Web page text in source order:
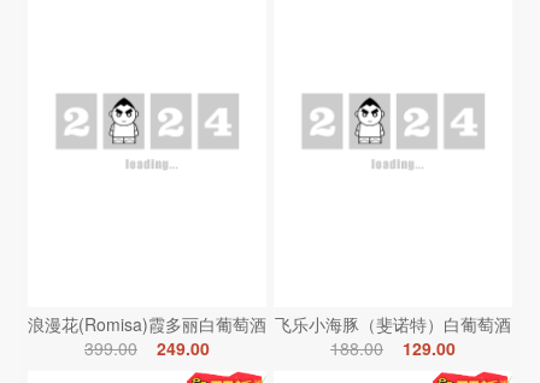
浪漫花(Romisa)霞多丽白葡萄酒
399.00
249.00
飞乐小海豚（斐诺特）白葡萄酒
188.00
129.00